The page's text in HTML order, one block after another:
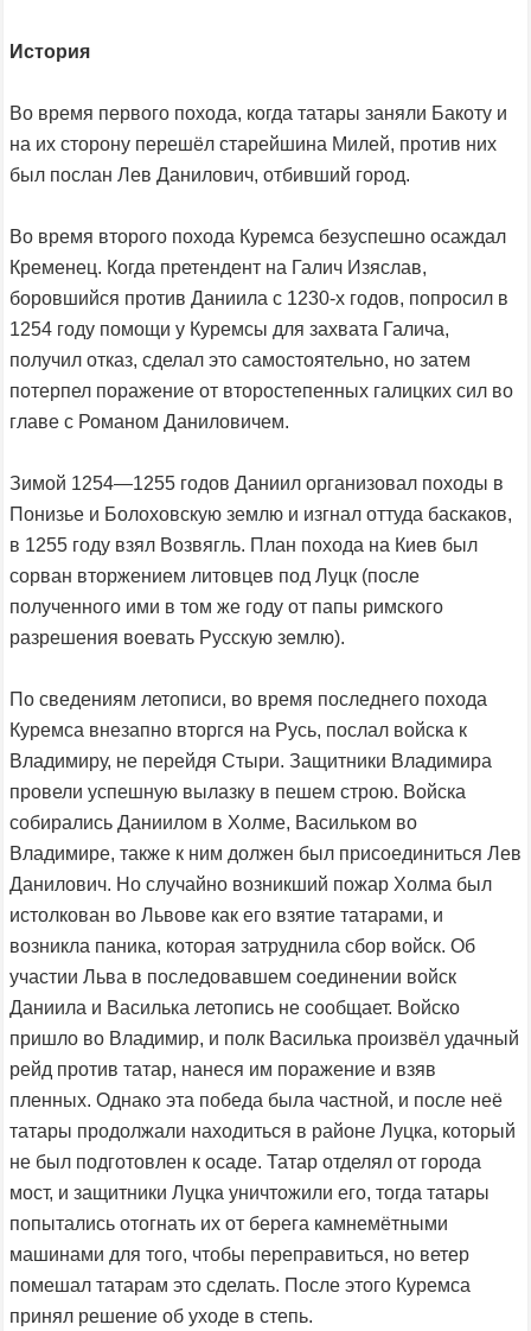
История
Во время первого похода, когда татары заняли Бакоту и
на их сторону перешёл старейшина Милей, против них
был послан Лев Данилович, отбивший город.
Во время второго похода Куремса безуспешно осаждал
Кременец. Когда претендент на Галич Изяслав,
боровшийся против Даниила с 1230-х годов, попросил в
1254 году помощи у Куремсы для захвата Галича,
получил отказ, сделал это самостоятельно, но затем
потерпел поражение от второстепенных галицких сил во
главе с Романом Даниловичем.
Зимой 1254—1255 годов Даниил организовал походы в
Понизье и Болоховскую землю и изгнал оттуда баскаков,
в 1255 году взял Возвягль. План похода на Киев был
сорван вторжением литовцев под Луцк (после
полученного ими в том же году от папы римского
разрешения воевать Русскую землю).
По сведениям летописи, во время последнего похода
Куремса внезапно вторгся на Русь, послал войска к
Владимиру, не перейдя Стыри. Защитники Владимира
провели успешную вылазку в пешем строю. Войска
собирались Даниилом в Холме, Васильком во
Владимире, также к ним должен был присоединиться Лев
Данилович. Но случайно возникший пожар Холма был
истолкован во Львове как его взятие татарами, и
возникла паника, которая затруднила сбор войск. Об
участии Льва в последовавшем соединении войск
Даниила и Василька летопись не сообщает. Войско
пришло во Владимир, и полк Василька произвёл удачный
рейд против татар, нанеся им поражение и взяв
пленных. Однако эта победа была частной, и после неё
татары продолжали находиться в районе Луцка, который
не был подготовлен к осаде. Татар отделял от города
мост, и защитники Луцка уничтожили его, тогда татары
попытались отогнать их от берега камнемётными
машинами для того, чтобы переправиться, но ветер
помешал татарам это сделать. После этого Куремса
принял решение об уходе в степь.